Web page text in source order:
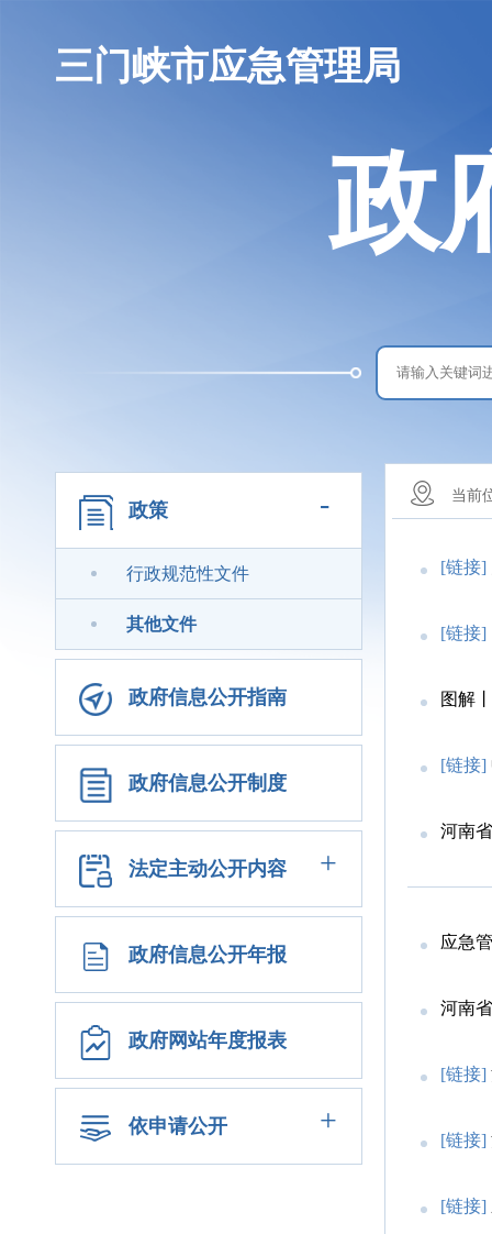
三门峡市应急管理局
政
政策 -
行政规范性文件
其他文件
政府信息公开指南
政府信息公开制度
法定主动公开内容 +
政府信息公开年报
政府网站年度报表
依申请公开 +
当前
[链接]
[链接]
图解
[链接]
河南
应急
河南
[链接]
[链接]
[链接]